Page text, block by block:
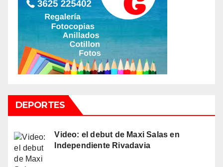
DEPORTES
Video: el debut de Maxi Salas en
Independiente Rivadavia